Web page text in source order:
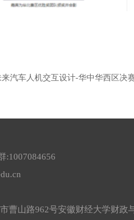
来汽车人机交互设计-华中华西区决
:1007084656
曹山路962号安徽财经大学财政